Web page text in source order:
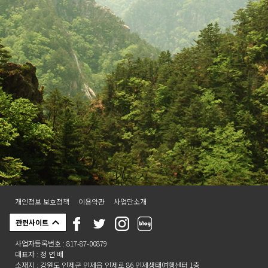
개인정보 보호정책 이용약관 사업단소개
관련사이트
사업자등록번호 : 817-87-00879
대표자 : 정 연 배
소재지 : 강원도 인제군 인제읍 인제로 86 인제생태여행센터 1층